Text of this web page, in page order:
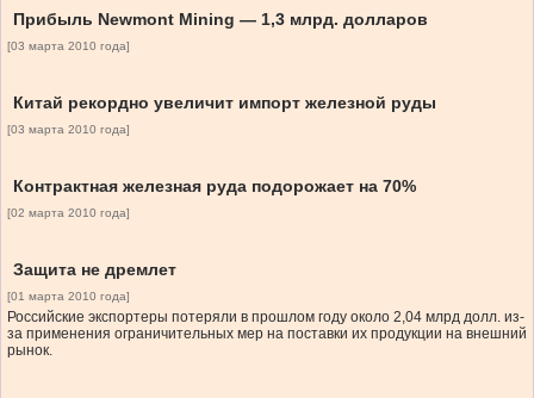
Прибыль Newmont Mining — 1,3 млрд. долларов
[03 марта 2010 года]
Китай рекордно увеличит импорт железной руды
[03 марта 2010 года]
Контрактная железная руда подорожает на 70%
[02 марта 2010 года]
Защита не дремлет
[01 марта 2010 года]
Российские экспортеры потеряли в прошлом году около 2,04 млрд долл. из-
за применения ограничительных мер на поставки их продукции на внешний
рынок.